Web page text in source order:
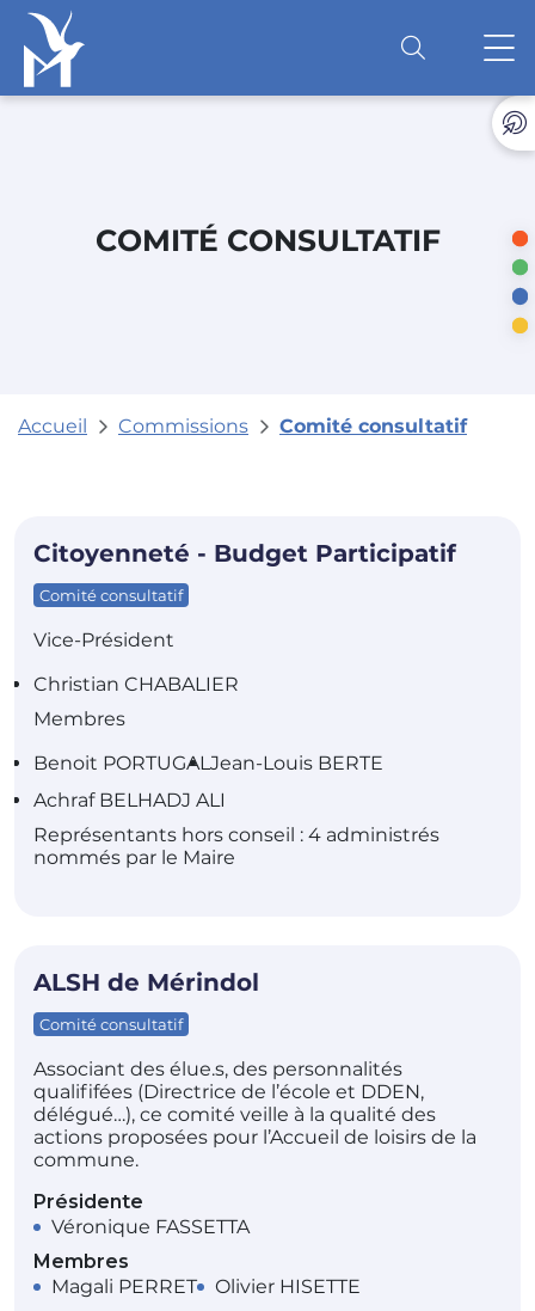
COMITÉ CONSULTATIF
Accueil Commissions Comité consultatif
Citoyenneté - Budget Participatif
Comité consultatif
Vice-Président
Christian CHABALIER
Membres
Benoit PORTUGALJean-Louis BERTE
Achraf BELHADJ ALI
Représentants hors conseil : 4 administrés
nommés par le Maire
ALSH de Mérindol
Comité consultatif
Associant des élue.s, des personnalités
qualififées (Directrice de l’école et DDEN,
délégué…), ce comité veille à la qualité des
actions proposées pour l’Accueil de loisirs de la
commune.
Présidente
Véronique FASSETTA
Membres
Magali PERRET
Olivier HISETTE